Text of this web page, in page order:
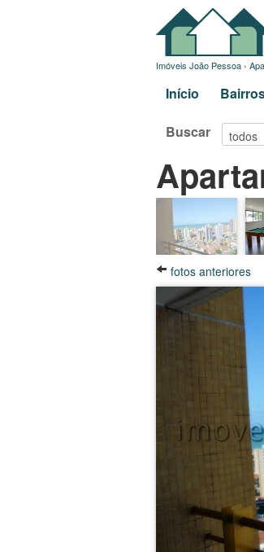
Imóveis João Pessoa ›
Início
Buscar
fotos anteriores